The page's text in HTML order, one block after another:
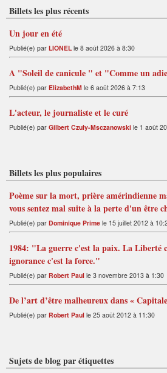
Billets les plus récents
Un jour en été
Publié(e) par LIONEL le 8 août 2026 à 8:30
A "Soleil de canicule " et "Comme un
Publié(e) par ElizabethM le 6 août 2026 à 7:13
L'acteur, le journaliste et le curé
Publié(e) par Gilbert Czuly-Msczanowski le 1 août
Billets les plus populaires
Poème sur la mort, prière amérindienne
vous sentez mal suite à la perte d'un être
Publié(e) par Dominique Prime le 15 juillet 2012 à
1984: "La guerre c'est la paix. La Liberté
ignorance c'est la force."
Publié(e) par Robert Paul le 3 novembre 2013 à 1:30
De l’art d’être malheureux dans «
Publié(e) par Robert Paul le 25 août 2012 à 11:30
Sujets de blog par étiquettes